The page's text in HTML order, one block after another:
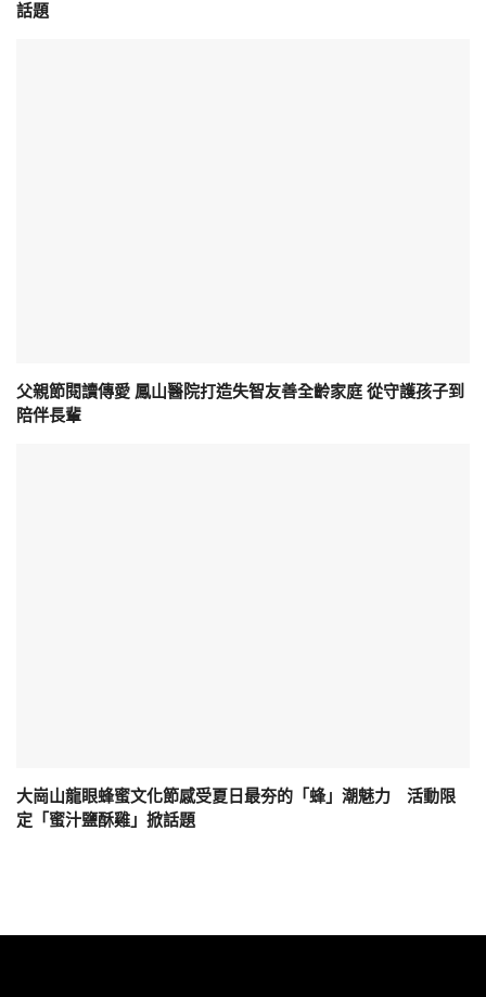
話題
父親節閱讀傳愛 鳳山醫院打造失智友善全齡家庭 從守護孩子到
陪伴長輩
大崗山龍眼蜂蜜文化節感受夏日最夯的「蜂」潮魅力 活動限
定「蜜汁鹽酥雞」掀話題